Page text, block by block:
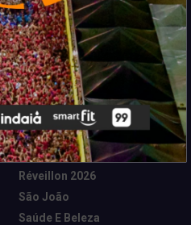
Marketing E Negócios
Música
News Tech
Réveillon 2026
São João
Saúde E Beleza